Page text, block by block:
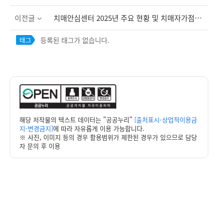
이전글 치매안심센터 2025년 주요 현황 및 치매자가점검 안내
태그 등록된 태그가 없습니다.
해당 저작물의 텍스트 데이터는 "공공누리" [출처표시-상업적이용금
지-변경금지]에 따라 자유롭게 이용 가능합니다.
※ 사진, 이미지 등의 경우 활용범위가 제한된 경우가 있으므로 담당
자 문의 후 이용